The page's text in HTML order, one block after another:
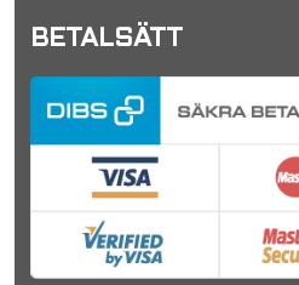
BETALSÄTT